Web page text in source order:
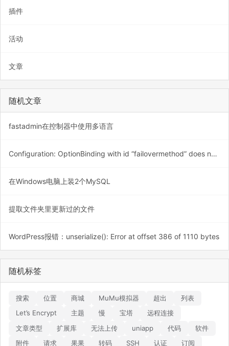
插件
活动
文章
随机文章
fastadmin在控制器中使用多语言
Configuration: OptionBinding with id “failovermethod” does not exist
在Windows电脑上装2个MySQL
提取文件夹里更新过的文件
WordPress报错：unserialize(): Error at offset 386 of 1110 bytes
随机标签
搜索 位置 商城 MuMu模拟器 超出
列表
Let’s Encrypt
主题 慢 宝塔
远程连接
文章类型
扩展库 无法上传 uniapp 代码
软件
附件
请求 果果 转码 SSH 认证 订阅